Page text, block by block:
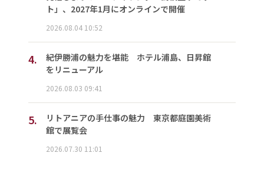
ト」、2027年1月にオンラインで開催
2026.08.04 10:52
4.
紀伊勝浦の魅力を堪能 ホテル浦島、日昇館
をリニューアル
2026.08.03 09:41
5.
リトアニアの手仕事の魅力 東京都庭園美術
館で展覧会
2026.07.30 11:01